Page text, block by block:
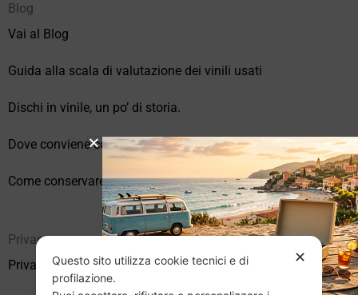
Blog
Vai al Blog
Guida alla scala di valutazione dei vinili usati
Dischi in vinile, un po’ di storia.
Dove conviene comprare vinili online?
Come conservare correttamente i vinili usati
Privacy
Privacy Policy
✕
Questo sito utilizza cookie tecnici e di
profilazione.